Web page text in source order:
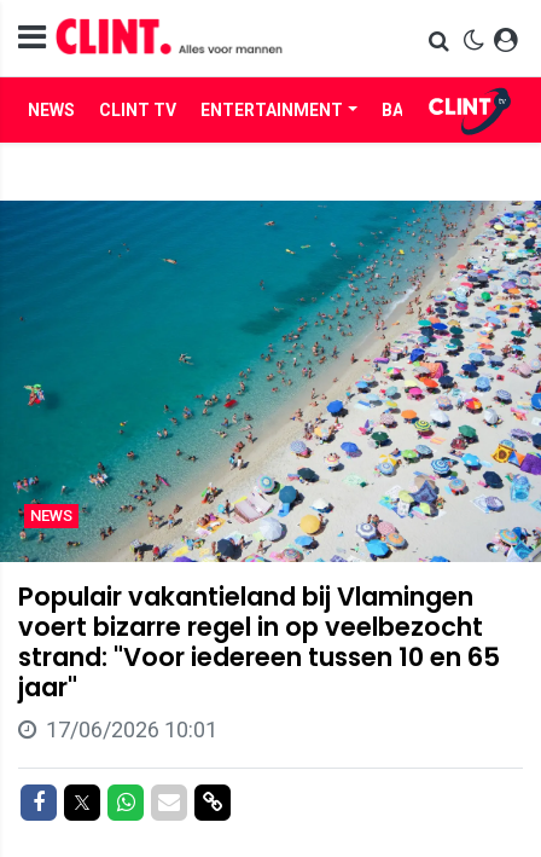
NEWS CLINT TV ENTERTAINMENT BABES LIFE
NEWS
Populair vakantieland bij Vlamingen
voert bizarre regel in op veelbezocht
strand: "Voor iedereen tussen 10 en 65
jaar"
17/06/2026 10:01
Delen op Facebook
Delen op Twitter
Delen op Whatsapp
Delen via Mail
Delen via link